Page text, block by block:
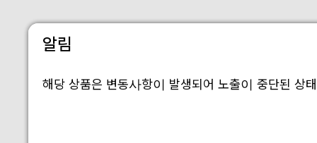
알림
해당 상품은 변동사항이 발생되어 노출이 중단된 상